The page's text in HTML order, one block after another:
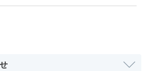
いるのをみて驚愕しま